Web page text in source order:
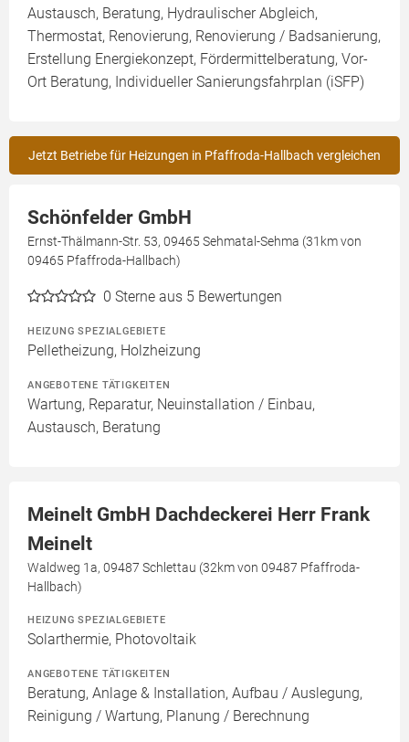
Austausch, Beratung, Hydraulischer Abgleich,
Thermostat, Renovierung, Renovierung / Badsanierung,
Erstellung Energiekonzept, Fördermittelberatung, Vor-
Ort Beratung, Individueller Sanierungsfahrplan (iSFP)
Jetzt Betriebe für Heizungen in Pfaffroda-Hallbach vergleichen
Schönfelder GmbH
Ernst-Thälmann-Str. 53, 09465 Sehmatal-Sehma (31km von
09465 Pfaffroda-Hallbach)
0 Sterne aus 5 Bewertungen
HEIZUNG SPEZIALGEBIETE
Pelletheizung, Holzheizung
ANGEBOTENE TÄTIGKEITEN
Wartung, Reparatur, Neuinstallation / Einbau,
Austausch, Beratung
Meinelt GmbH Dachdeckerei Herr Frank
Meinelt
Waldweg 1a, 09487 Schlettau (32km von 09487 Pfaffroda-
Hallbach)
HEIZUNG SPEZIALGEBIETE
Solarthermie, Photovoltaik
ANGEBOTENE TÄTIGKEITEN
Beratung, Anlage & Installation, Aufbau / Auslegung,
Reinigung / Wartung, Planung / Berechnung